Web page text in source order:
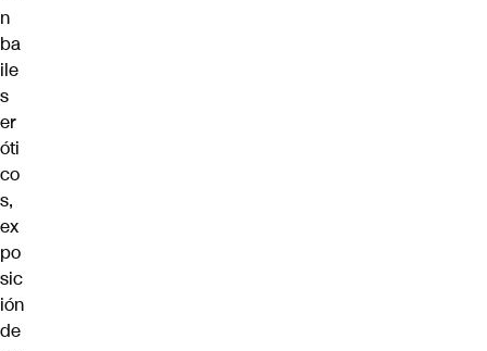
n
ba
ile
s
er
óti
co
s,
ex
po
sic
ión
de